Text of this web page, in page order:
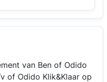
van Ben of Odido
of Odido Klik&Klaar op